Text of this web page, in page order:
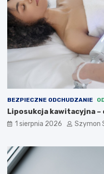
BEZPIECZNE ODCHUDZANIE
Liposukcja kawitacyjna
1 sierpnia 2026 Szymon